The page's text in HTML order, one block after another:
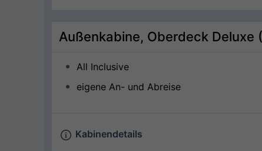
Außenkabine, Oberdeck Deluxe
All Inclusive
eigene An- und Abreise
Kabinendetails